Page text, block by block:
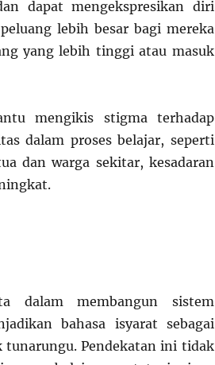
dapat mengekspresikan diri
lebih besar bagi mereka
yang lebih tinggi atau masuk
mengikis stigma terhadap
dalam proses belajar, seperti
dan warga sekitar, kesadaran
dalam membangun sistem
bahasa isyarat sebagai
Pendekatan ini tidak